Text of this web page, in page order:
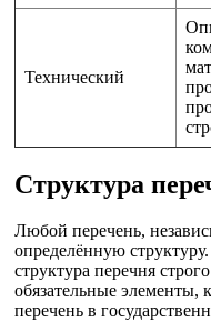
Технический
Структура
Любой перечень,
определённую
структура перечня
обязательные элементы,
перечень в